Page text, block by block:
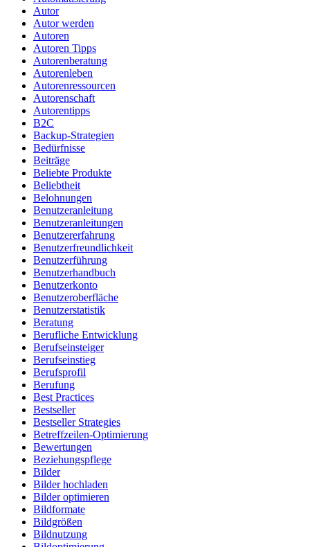
Autor
Autor werden
Autoren
Autoren Tipps
Autorenberatung
Autorenleben
Autorenressourcen
Autorenschaft
Autorentipps
B2C
Backup-Strategien
Bedürfnisse
Beiträge
Beliebte Produkte
Beliebtheit
Belohnungen
Benutzeranleitung
Benutzeranleitungen
Benutzererfahrung
Benutzerfreundlichkeit
Benutzerführung
Benutzerhandbuch
Benutzerkonto
Benutzeroberfläche
Benutzerstatistik
Beratung
Berufliche Entwicklung
Berufseinsteiger
Berufseinstieg
Berufsprofil
Berufung
Best Practices
Bestseller
Bestseller Strategies
Betreffzeilen-Optimierung
Bewertungen
Beziehungspflege
Bilder
Bilder hochladen
Bilder optimieren
Bildformate
Bildgrößen
Bildnutzung